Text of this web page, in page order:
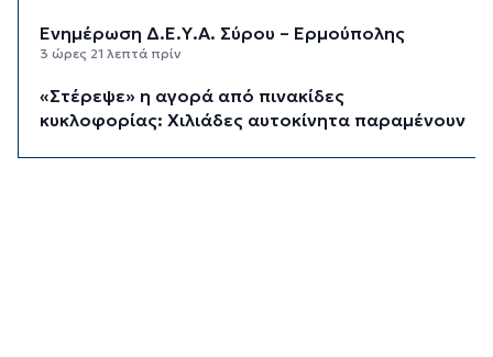
Ενημέρωση Δ.Ε.Υ.Α. Σύρου – Ερμούπολης
3 ώρες 21 λεπτά πρίν
«Στέρεψε» η αγορά από πινακίδες
κυκλοφορίας: Χιλιάδες αυτοκίνητα παραμένουν